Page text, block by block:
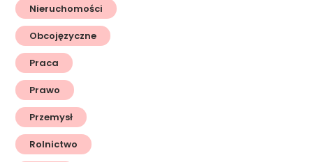
Nieruchomości
Obcojęzyczne
Praca
Prawo
Przemysł
Rolnictwo